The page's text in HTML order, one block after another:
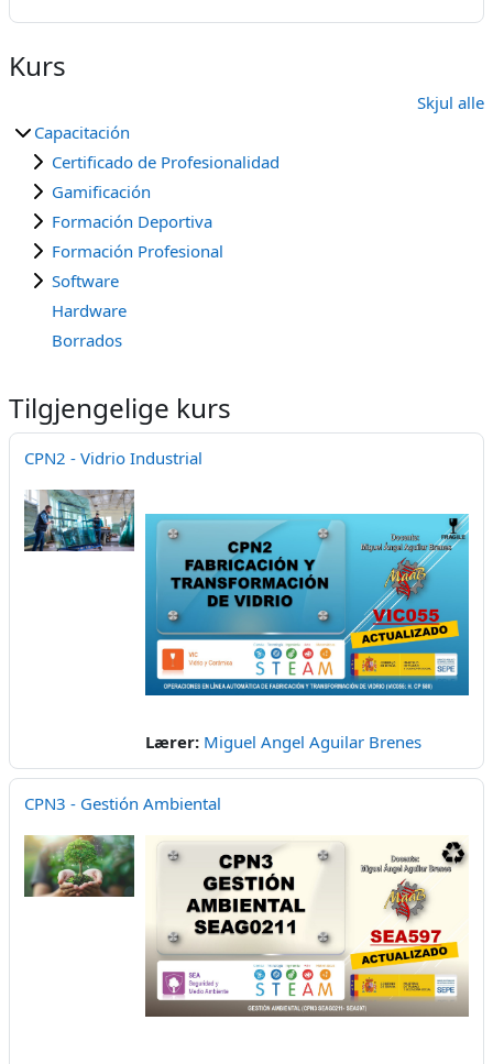
Kurs
Skjul alle
Capacitación
Certificado de Profesionalidad
Gamificación
Formación Deportiva
Formación Profesional
Software
Hardware
Borrados
Tilgjengelige kurs
CPN2 - Vidrio Industrial
Lærer: Miguel Angel Aguilar Brenes
CPN3 - Gestión Ambiental